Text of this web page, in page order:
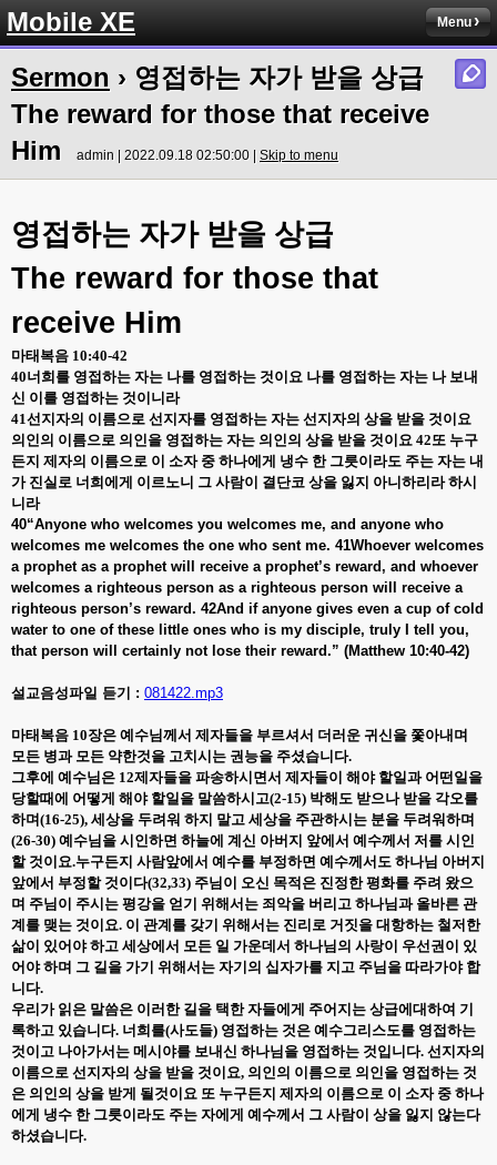
Mobile XE Menu
Sermon › 영접하는 자가 받을 상급
The reward for those that receive
Him
admin | 2022.09.18 02:50:00 | Skip to menu
영접하는 자가 받을 상급
The reward for those that
receive Him
마태복음 10:40-42
40너희를 영접하는 자는 나를 영접하는 것이요 나를 영접하는 자는 나 보내
신 이를 영접하는 것이니라
41선지자의 이름으로 선지자를 영접하는 자는 선지자의 상을 받을 것이요
의인의 이름으로 의인을 영접하는 자는 의인의 상을 받을 것이요 42또 누구
든지 제자의 이름으로 이 소자 중 하나에게 냉수 한 그릇이라도 주는 자는 내
가 진실로 너희에게 이르노니 그 사람이 결단코 상을 잃지 아니하리라 하시
니라
40“Anyone who welcomes you welcomes me, and anyone who
welcomes me welcomes the one who sent me. 41Whoever welcomes
a prophet as a prophet will receive a prophet’s reward, and whoever
welcomes a righteous person as a righteous person will receive a
righteous person’s reward. 42And if anyone gives even a cup of cold
water to one of these little ones who is my disciple, truly I tell you,
that person will certainly not lose their reward.” (Matthew 10:40-42)
설교음성파일 듣기 : 081422.mp3
마태복음 10장은 예수님께서 제자들을 부르셔서 더러운 귀신을 쫓아내며
모든 병과 모든 약한것을 고치시는 권능을 주셨습니다.
그후에 예수님은 12제자들을 파송하시면서 제자들이 해야 할일과 어떤일을
당할때에 어떻게 해야 할일을 말씀하시고(2-15) 박해도 받으나 받을 각오를
하며 (16-25), 세상을 두려워 하지 말고 세상을 주관하시는 분을 두려워하며
(26-30) 예수님을 시인하면 하늘에 계신 아버지 앞에서 예수께서 저를 시인
할 것이요.누구든지 사람앞에서 예수를 부정하면 예수께서도 하나님 아버지
앞에서 부정할 것이다(32,33) 주님이 오신 목적은 진정한 평화를 주려 왔으
며 주님이 주시는 평강을 얻기 위해서는 죄악을 버리고 하나님과 올바른 관
계를 맺는 것이요. 이 관계를 갖기 위해서는 진리로 거짓을 대항하는 철저한
삶이 있어야 하고 세상에서 모든 일 가운데서 하나님의 사랑이 우선권이 있
어야 하며 그 길을 가기 위해서는 자기의 십자가를 지고 주님을 따라가야 합
니다.
우리가 읽은 말씀은 이러한 길을 택한 자들에게 주어지는 상급에대하여 기
록하고 있습니다. 너희를(사도들) 영접하는 것은 예수그리스도를 영접하는
것이고 나아가서는 메시야를 보내신 하나님을 영접하는 것입니다. 선지자의
이름으로 선지자의 상을 받을 것이요, 의인의 이름으로 의인을 영접하는 것
은 의인의 상을 받게 될것이요 또 누구든지 제자의 이름으로 이 소자 중 하나
에게 냉수 한 그릇이라도 주는 자에게 예수께서 그 사람이 상을 잃지 않는다
하셨습니다.